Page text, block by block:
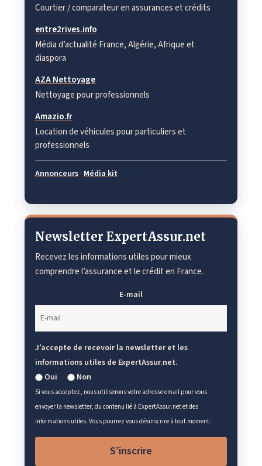
Courtier / comparateur en assurances et crédits
entre2rives.info
Média d’actualité France, Algérie, Afrique et
diaspora
AZA Nettoyage
Nettoyage pour professionnels
Amazio.fr
Location de véhicules pour particuliers et
professionnels
Annonceurs · Média kit
Newsletter ExpertAssur.net
Recevez les informations utiles pour mieux
comprendre l’assurance et le crédit en France.
E-mail
J’accepte de recevoir la newsletter et les
informations utiles de ExpertAssur.net.
Oui
Non
Si vous acceptez, nous utiliserons votre adresse email pour vous
envoyer la newsletter, du contenu lié à ExpertAssur.net et des
informations utiles. Vous pourrez vous désinscrire à tout moment.
S’inscrire